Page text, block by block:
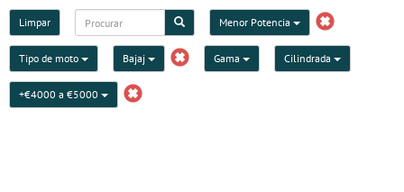
Limpar Menor Potencia
Tipo de moto Bajaj Gama Cilindrada
+€4000 a €5000